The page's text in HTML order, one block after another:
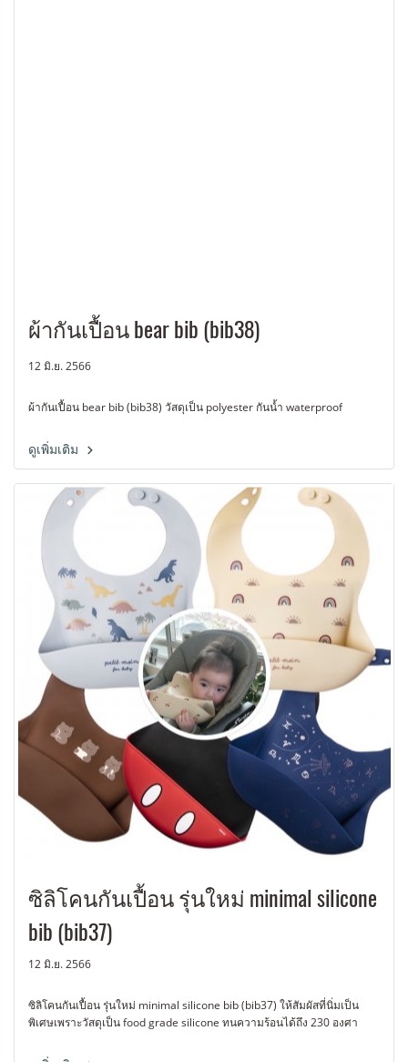
ผ้ากันเปื้อน bear bib (bib38)
12 มิ.ย. 2566
ผ้ากันเปื้อน bear bib (bib38) วัสดุเป็น polyester กันน้ำ waterproof
ดูเพิ่มเติม
ซิลิโคนกันเปื้อน รุ่นใหม่ minimal silicone
bib (bib37)
12 มิ.ย. 2566
ซิลิโคนกันเปื้อน รุ่นใหม่ minimal silicone bib (bib37) ให้สัมผัสที่นิ่มเป็น
พิเศษเพราะวัสดุเป็น food grade silicone ทนความร้อนได้ถึง 230 องศา